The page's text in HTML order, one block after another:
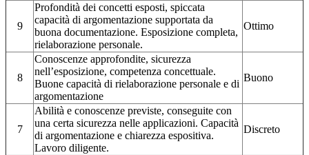
9
Profondità dei concetti esposti, spiccata
capacità di argomentazione supportata da
buona documentazione. Esposizione completa,
rielaborazione personale.
Ottimo
8
Conoscenze approfondite, sicurezza
nell’esposizione, competenza concettuale.
Buone capacità di rielaborazione personale e di
argomentazione
Buono
7
Abilità e conoscenze previste, conseguite con
una certa sicurezza nelle applicazioni. Capacità
di argomentazione e chiarezza espositiva.
Lavoro diligente.
Discreto